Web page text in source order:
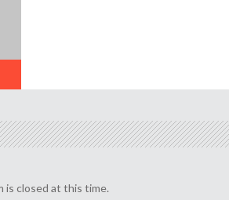
is closed at this time.